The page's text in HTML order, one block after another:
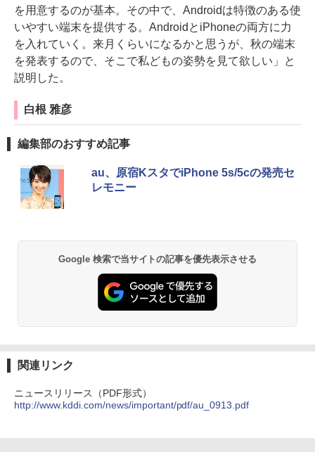
を用意するのが基本。その中で、Androidは特徴のある使
いやすい端末を提供する。AndroidとiPhoneの両方に力
を入れていく。来月くらいになるかと思うが、秋の端末
を発表するので、そこで私どもの姿勢を見て欲しい」と
説明した。
白根 雅彦
編集部のおすすめ記事
au、原宿KスタでiPhone 5s/5cの発売セ
レモニー
Google 検索で当サイトの記事を優先表示させる
関連リンク
ニュースリリース（PDF形式）
http://www.kddi.com/news/important/pdf/au_0913.pdf